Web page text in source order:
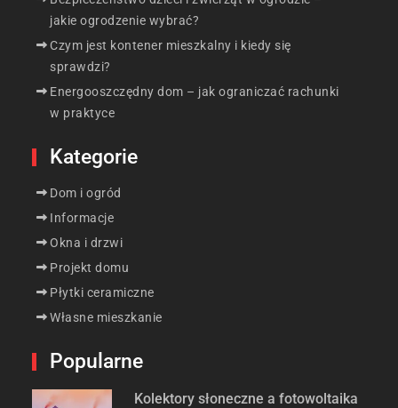
jakie ogrodzenie wybrać?
Czym jest kontener mieszkalny i kiedy się
sprawdzi?
Energooszczędny dom – jak ograniczać rachunki
w praktyce
Kategorie
Dom i ogród
Informacje
Okna i drzwi
Projekt domu
Płytki ceramiczne
Własne mieszkanie
Popularne
Kolektory słoneczne a fotowoltaika